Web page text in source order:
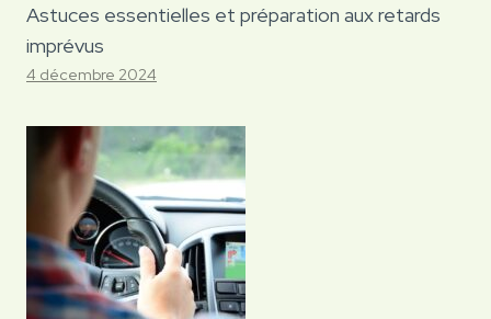
Astuces essentielles et préparation aux retards
imprévus
4 décembre 2024